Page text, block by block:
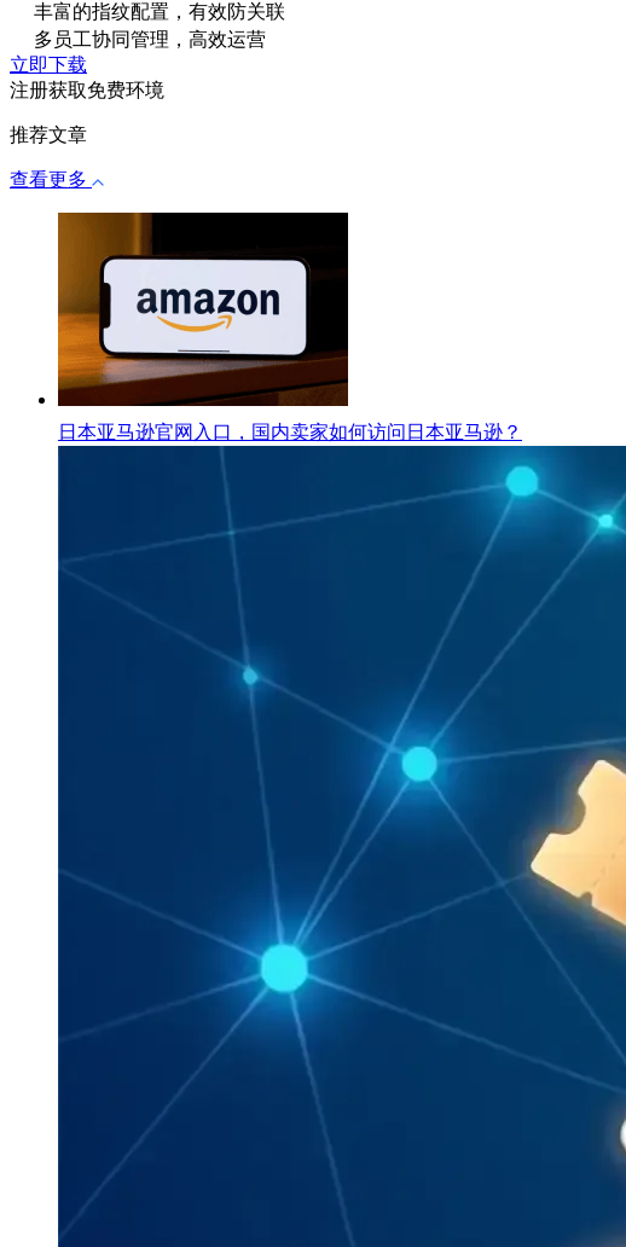
丰富的指纹配置，有效防关联
多员工协同管理，高效运营
立即下载
注册获取免费环境
推荐文章
查看更多
日本亚马逊官网入口，国内卖家如何访问日本亚马逊？